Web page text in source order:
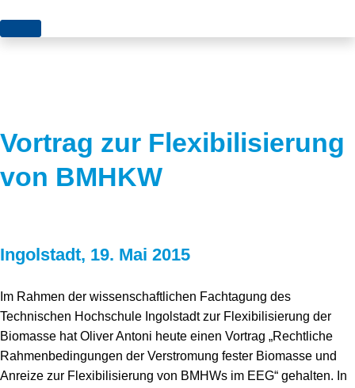
Themen
Flächen
Genehmigungen
Märkte
Netze
Speicher
News
Blog
Über uns
Stiftungsporträt
Forschungsnetzwerk
Vortrag zur Flexibilisierung
von BMHKW
Ingolstadt, 19. Mai 2015
Im Rahmen der wissenschaftlichen Fachtagung des
Technischen Hochschule Ingolstadt zur Flexibilisierung der
Biomasse hat Oliver Antoni heute einen Vortrag „Rechtliche
Rahmenbedingungen der Verstromung fester Biomasse und
Anreize zur Flexibilisierung von BMHWs im EEG“ gehalten. In